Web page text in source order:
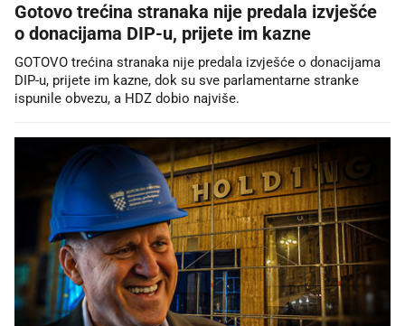
Gotovo trećina stranaka nije predala izvješće
o donacijama DIP-u, prijete im kazne
GOTOVO trećina stranaka nije predala izvješće o donacijama
DIP-u, prijete im kazne, dok su sve parlamentarne stranke
ispunile obvezu, a HDZ dobio najviše.